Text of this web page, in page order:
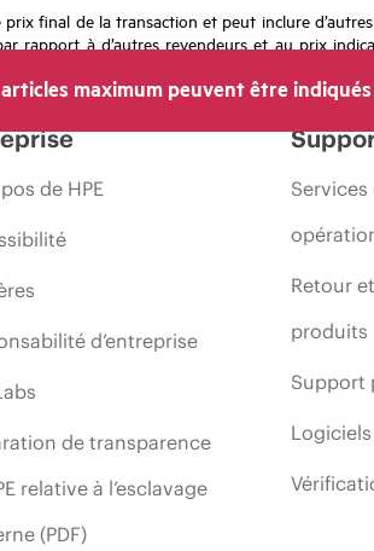
final de la transaction et peut inclure
rapport à d’autres revendeurs et au prix
de promotion et des erreurs dans les publicités.
maximum peuvent être
de HPE
d’entreprise
de transparence
relative à l’esclavage
(PDF)
Services
Retour
produits
Support